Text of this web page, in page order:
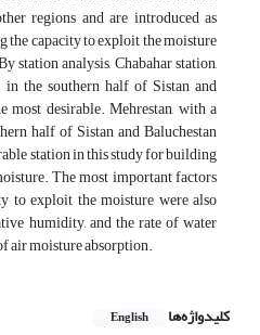
regions and are introduced as
capacity to exploit the moisture
station analysis, Chabahar station,
the southern half of Sistan and
most desirable. Mehrestan, with a
half of Sistan and Baluchestan
station in this study for building
The most important factors
to exploit the moisture were also
humidity, and the rate of water
air moisture absorption.
کلیدواژه‌ها English